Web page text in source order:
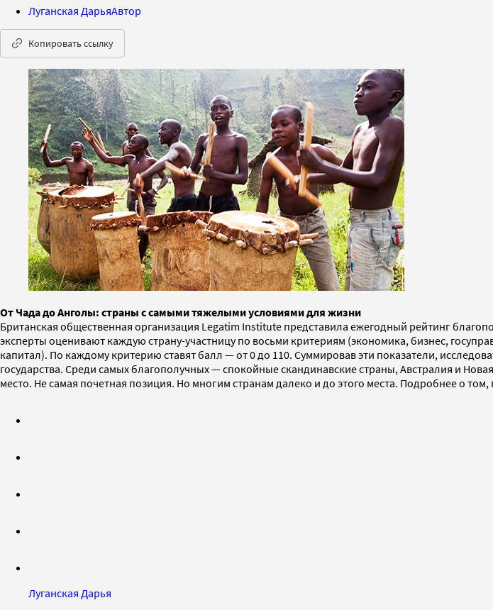
Луганская ДарьяАвтор
Копировать ссылку
От Чада до Анголы: страны с самыми тяжелыми условиями для жизни
Британская общественная организация Legatim Institute представила ежегодный рейтинг
эксперты оценивают каждую страну-участницу по восьми критериям (экономика, бизнес,
капитал). По каждому критерию ставят балл — от 0 до 110. Суммировав эти показатели,
государства. Среди самых благополучных — спокойные скандинавские страны, Австралия и
место. Не самая почетная позиция. Но многим странам далеко и до этого места. Подробнее о
Луганская Дарья